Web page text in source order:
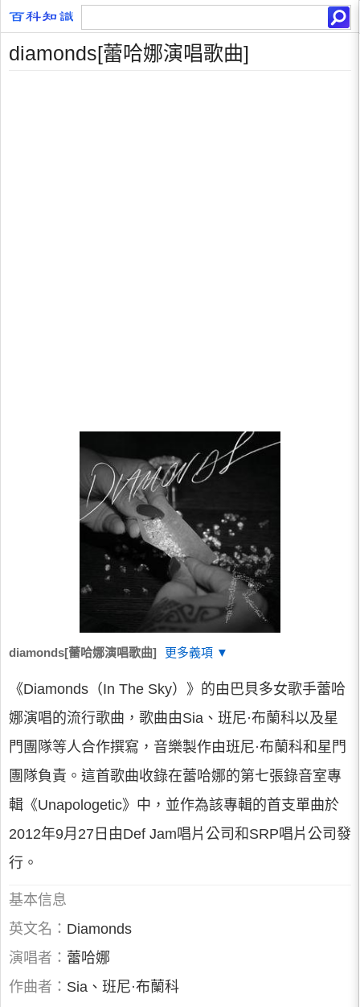
diamonds[蕾哈娜演唱歌曲]
diamonds[蕾哈娜演唱歌曲] 更多義項 ▼
《Diamonds（In The Sky）》的由巴貝多女歌手蕾哈
娜演唱的流行歌曲，歌曲由Sia、班尼·布蘭科以及星
門團隊等人合作撰寫，音樂製作由班尼·布蘭科和星門
團隊負責。這首歌曲收錄在蕾哈娜的第七張錄音室專
輯《Unapologetic》中，並作為該專輯的首支單曲於
2012年9月27日由Def Jam唱片公司和SRP唱片公司發
行。
基本信息
英文名： Diamonds
演唱者： 蕾哈娜
作曲者： Sia、班尼·布蘭科